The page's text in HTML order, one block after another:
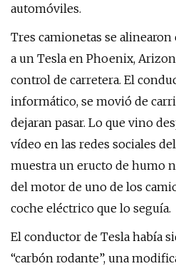
automóviles.
Tres camionetas se
a un Tesla en Phoenix,
control de carretera. El
informático, se movió de
dejaran pasar. Lo que vino
vídeo en las redes sociales
muestra un eructo de humo
del motor de uno de los
coche eléctrico que lo seguía.
El conductor de Tesla había
“carbón rodante”, una